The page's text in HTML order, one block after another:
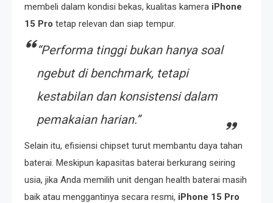
membeli dalam kondisi bekas, kualitas kamera iPhone
15 Pro tetap relevan dan siap tempur.
“Performa tinggi bukan hanya soal
ngebut di benchmark, tetapi
kestabilan dan konsistensi dalam
pemakaian harian.”
Selain itu, efisiensi chipset turut membantu daya tahan
baterai. Meskipun kapasitas baterai berkurang seiring
usia, jika Anda memilih unit dengan health baterai masih
baik atau menggantinya secara resmi, iPhone 15 Pro